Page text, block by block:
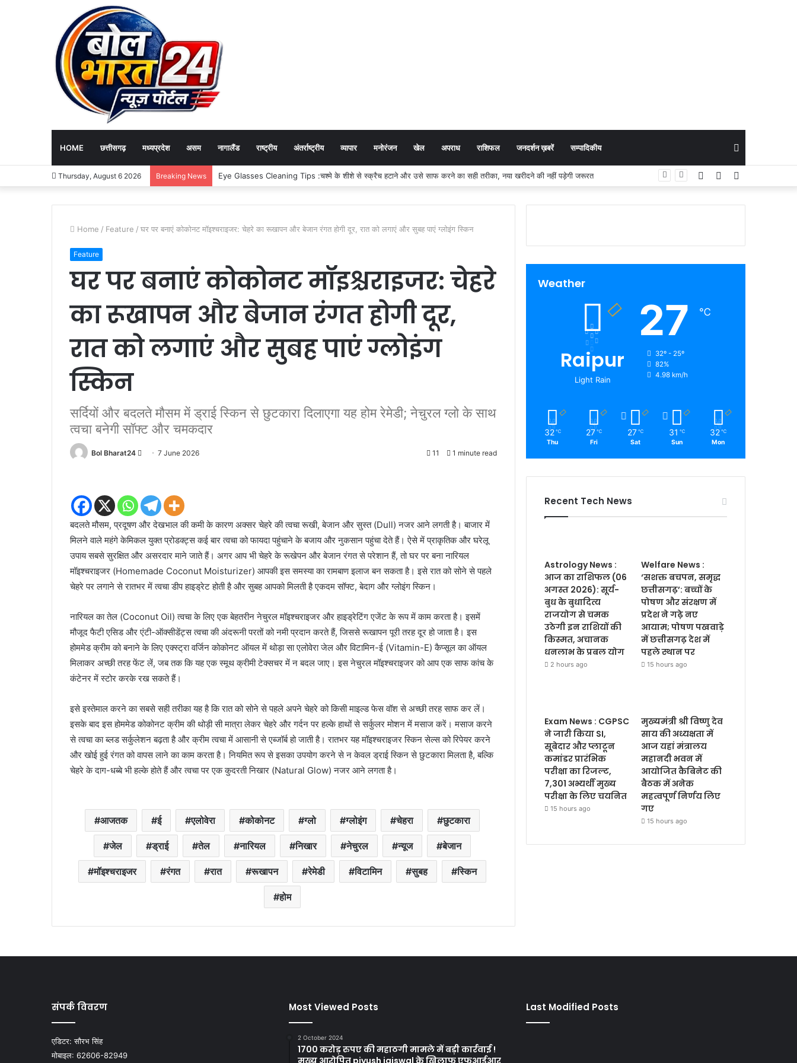
HOME छत्तीसगढ़ मध्यप्रदेश असम नागालैंड राष्ट्रीय अंतर्राष्ट्रीय व्यापार मनोरंजन खेल अपराध राशिफल जनदर्शन ख़बरें सम्पादिकीय
Thursday, August 6 2026 Breaking News Eye Glasses Cleaning Tips :चश्मे के शीशे से स्क्रैच हटाने और उसे साफ करने का सही तरीका, नया खरीदने की नहीं पड़ेगी जरूरत YouTube
Facebook
Home / Feature / घर पर बनाएं कोकोनट मॉइश्चराइजर: चेहरे का रूखापन और बेजान रंगत होगी दूर, रात को लगाएं और सुबह पाएं ग्लोइंग स्किन
Feature
घर पर बनाएं कोकोनट मॉइश्चराइजर: चेहरे
का रूखापन और बेजान रंगत होगी दूर,
रात को लगाएं और सुबह पाएं ग्लोइंग
स्किन
सर्दियों और बदलते मौसम में ड्राई स्किन से छुटकारा दिलाएगा यह होम रेमेडी; नेचुरल ग्लो के साथ
त्वचा बनेगी सॉफ्ट और चमकदार
Bol Bharat24
Send7 June 2026 11 1 minute read
बदलते मौसम, प्रदूषण और देखभाल की कमी के कारण अक्सर चेहरे की त्वचा रूखी, बेजान और सुस्त (Dull) नजर आने लगती है। बाजार में
मिलने वाले महंगे केमिकल युक्त प्रोडक्ट्स कई बार त्वचा को फायदा पहुंचाने के बजाय और नुकसान पहुंचा देते हैं। ऐसे में प्राकृतिक और घरेलू
उपाय सबसे सुरक्षित और असरदार माने जाते हैं। अगर आप भी चेहरे के रूखेपन और बेजान रंगत से परेशान हैं, तो घर पर बना नारियल
मॉइश्चराइजर (Homemade Coconut Moisturizer) आपकी इस समस्या का रामबाण इलाज बन सकता है। इसे रात को सोने से पहले
चेहरे पर लगाने से रातभर में त्वचा डीप हाइड्रेट होती है और सुबह आपको मिलती है एकदम सॉफ्ट, बेदाग और ग्लोइंग स्किन।
नारियल का तेल (Coconut Oil) त्वचा के लिए एक बेहतरीन नेचुरल मॉइश्चराइजर और हाइड्रेटिंग एजेंट के रूप में काम करता है। इसमें
मौजूद फैटी एसिड और एंटी-ऑक्सीडेंट्स त्वचा की अंदरूनी परतों को नमी प्रदान करते हैं, जिससे रूखापन पूरी तरह दूर हो जाता है। इस
होममेड क्रीम को बनाने के लिए एक्स्ट्रा वर्जिन कोकोनट ऑयल में थोड़ा सा एलोवेरा जेल और विटामिन-ई (Vitamin-E) कैप्सूल का ऑयल
मिलाकर अच्छी तरह फेंट लें, जब तक कि यह एक स्मूथ क्रीमी टेक्सचर में न बदल जाए। इस नेचुरल मॉइश्चराइजर को आप एक साफ कांच के
कंटेनर में स्टोर करके रख सकते हैं।
इसे इस्तेमाल करने का सबसे सही तरीका यह है कि रात को सोने से पहले अपने चेहरे को किसी माइल्ड फेस वॉश से अच्छी तरह साफ कर लें।
इसके बाद इस होममेड कोकोनट क्रीम की थोड़ी सी मात्रा लेकर चेहरे और गर्दन पर हल्के हाथों से सर्कुलर मोशन में मसाज करें। मसाज करने
से त्वचा का ब्लड सर्कुलेशन बढ़ता है और क्रीम त्वचा में आसानी से एब्जॉर्ब हो जाती है। रातभर यह मॉइश्चराइजर स्किन सेल्स को रिपेयर करने
और खोई हुई रंगत को वापस लाने का काम करता है। नियमित रूप से इसका उपयोग करने से न केवल ड्राई स्किन से छुटकारा मिलता है, बल्कि
चेहरे के दाग-धब्बे भी हल्के होते हैं और त्वचा पर एक कुदरती निखार (Natural Glow) नजर आने लगता है।
आजतक ई एलोवेरा कोकोनट ग्लो ग्लोइंग चेहरा छुटकारा
जेल ड्राई तेल नारियल निखार नेचुरल न्यूज बेजान
मॉइश्चराइजर रंगत रात रूखापन रेमेडी विटामिन सुबह स्किन
होम
Weather
Raipur
Light Rain
27 ℃
32º - 25º
82%
4.98 km/h
32 ℃
Thu
27 ℃
Fri
27 ℃
Sat
31 ℃
Sun
32 ℃
Mon
Recent Tech News
Astrology News :
आज का राशिफल (06
अगस्त 2026): सूर्य-
बुध के बुधादित्य
राजयोग से चमक
उठेगी इन राशियों की
किस्मत, अचानक
धनलाभ के प्रबल योग
2 hours ago
Welfare News :
‘सशक्त बचपन, समृद्ध
छत्तीसगढ़’: बच्चों के
पोषण और संरक्षण में
प्रदेश ने गढ़े नए
आयाम; पोषण पखवाड़े
में छत्तीसगढ़ देश में
पहले स्थान पर
15 hours ago
Exam News : CGPSC
ने जारी किया SI,
सूबेदार और प्लाटून
कमांडर प्रारंभिक
परीक्षा का रिजल्ट,
7,301 अभ्यर्थी मुख्य
परीक्षा के लिए चयनित
15 hours ago
मुख्यमंत्री श्री विष्णु देव
साय की अध्यक्षता में
आज यहां मंत्रालय
महानदी भवन में
आयोजित कैबिनेट की
बैठक में अनेक
महत्वपूर्ण निर्णय लिए
गए
15 hours ago
संपर्क विवरण
एडिटर:सौरभ सिंह
मोबाइल: 62606-82949
Most Viewed Posts
2 October 2024
1700 करोड़ रुपए की महाठगी मामले में बड़ी कार्रवाई !
Last Modified Posts